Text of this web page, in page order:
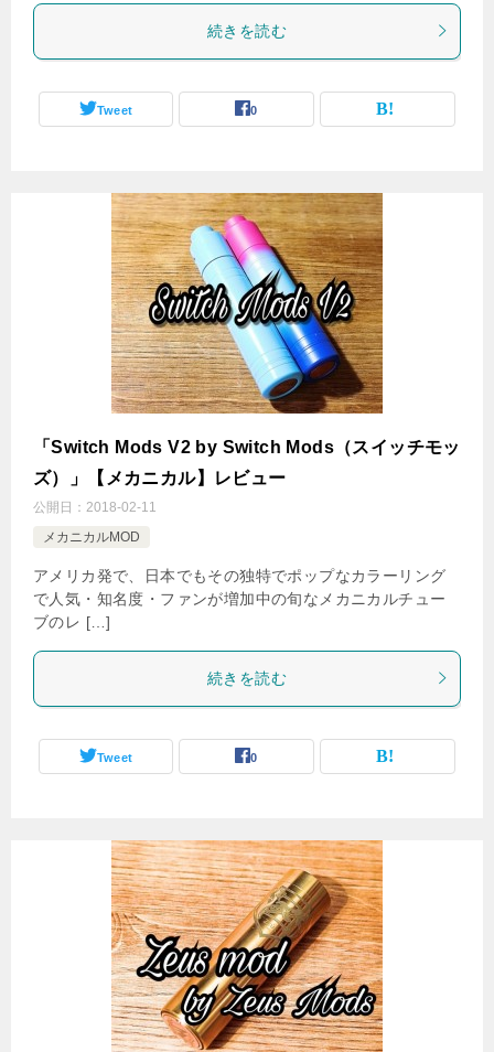
続きを読む
Tweet 0
「Switch Mods V2 by Switch Mods（スイッチモッ
ズ）」【メカニカル】レビュー
公開日： 2018-02-11
メカニカルMOD
アメリカ発で、日本でもその独特でポップなカラーリング
で人気・知名度・ファンが増加中の旬なメカニカルチュー
ブのレ […]
続きを読む
Tweet 0